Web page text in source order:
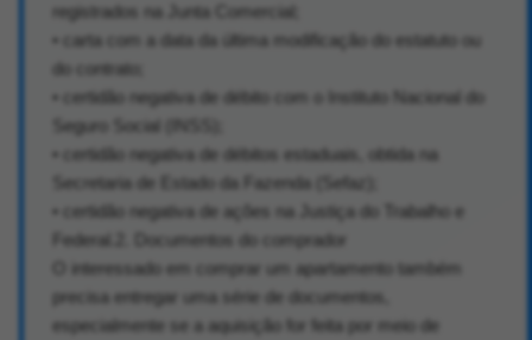
registrados na Junta Comercial;
• carta com a data da última modificação do estatuto ou
do contrato;
• certidão negativa de débito com o Instituto Nacional do
Seguro Social (INSS);
• certidão negativa de débitos estaduais, obtida na
Secretaria de Estado da Fazenda (Sefaz);
• certidão negativa de ações na Justiça do Trabalho e
Federal.2. Documentos do comprador
O interessado em comprar um apartamento também
precisa entregar uma série de documentos,
especialmente se a aquisição for feita por meio de